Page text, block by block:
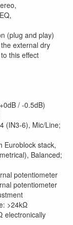
(plug and play)
external dry
this effect
/ -0.5dB)
(IN3-6), Mic/Line;
Euroblock stack,
Balanced;
potentiometer
potentiometer
>24kΩ
electronically